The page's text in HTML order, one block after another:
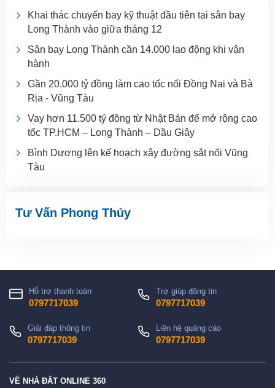
Khai thác chuyến bay kỹ thuật đầu tiên tại sân bay
Long Thành vào giữa tháng 12
Sân bay Long Thành cần 14.000 lao động khi vận
hành
Gần 20.000 tỷ đồng làm cao tốc nối Đồng Nai và Bà
Rịa - Vũng Tàu
Vay hơn 11.500 tỷ đồng từ Nhật Bản để mở rộng cao
tốc TP.HCM – Long Thành – Dầu Giây
Bình Dương lên kế hoạch xây đường sắt nối Vũng
Tàu
Tư Vấn Phong Thủy
Hỗ trợ thanh toán
0797717039
Trợ giúp đăng tin
0797717039
Giải đáp thông tin
0797717039
Liên hệ quảng cáo
0797717039
VỀ NHÀ ĐẤT ONLINE 360